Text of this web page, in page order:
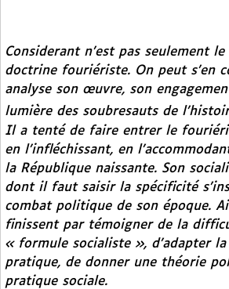
Considerant n’est pas seulement
doctrine fouriériste. On peut s’en
analyse son œuvre, son
lumière des soubresauts de
Il a tenté de faire entrer le
en l’infléchissant, en
la République naissante. Son
dont il faut saisir la spécificité
combat politique de son époque.
finissent par témoigner de la
« formule socialiste », d’adapter
pratique, de donner une théorie
pratique sociale.